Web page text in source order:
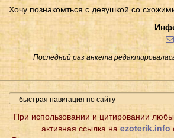
Хочу познакомться с девушкой со
Последний раз анкета
При использовании и цитировании
активная ссылка наezoterik.info